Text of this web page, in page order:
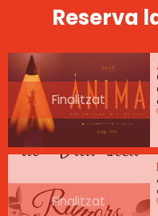
Reserva
Finalitzat
Finalitzat